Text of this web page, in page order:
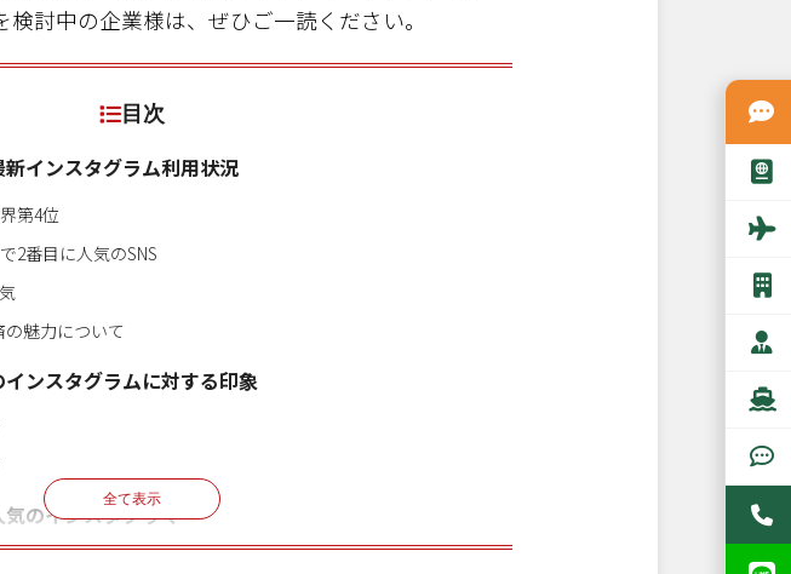
討中の企業様は、ぜひご一読ください。
目次
全て表示
インスタグラム利用状況
第4位
2番目に人気のSNS
魅力について
ンスタグラムに対する印象
のインスタグラマー